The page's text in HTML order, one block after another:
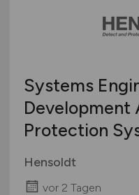
Systems
Protection
Hensoldt
vor 2 Tagen